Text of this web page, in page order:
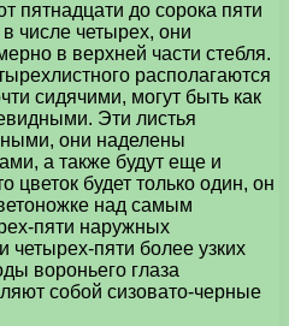
пятнадцати до сорока пяти
числе четырех, они
в верхней части стебля.
располагаются
сидячими, могут быть как
Эти листья
они наделены
а также будут еще и
цветок будет только один, он
над самым
пяти наружных
четырех-пяти более узких
вороньего глаза
собой сизовато-черные